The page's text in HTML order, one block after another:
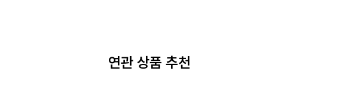
연관 상품 추천